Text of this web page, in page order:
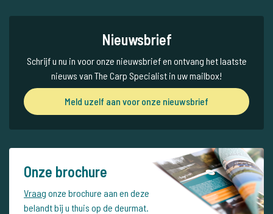
Nieuwsbrief
Schrijf u nu in voor onze nieuwsbrief en ontvang het laatste
nieuws van The Carp Specialist in uw mailbox!
Meld uzelf aan voor onze nieuwsbrief
Onze brochure
Vraag onze brochure aan en deze
belandt bij u thuis op de deurmat.